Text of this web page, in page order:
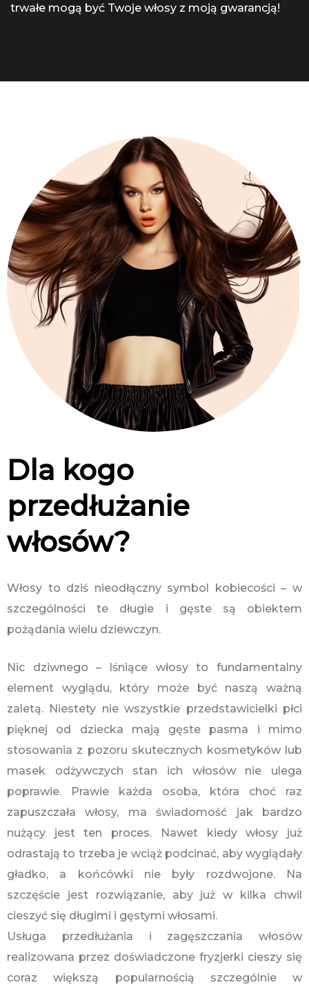
trwałe mogą być Twoje włosy z moją gwarancją!
Dla kogo
przedłużanie
włosów?
Włosy to dziś nieodłączny symbol kobiecości – w
szczególności te długie i gęste są obiektem
pożądania wielu dziewczyn.
Nic dziwnego – lśniące włosy to fundamentalny
element wyglądu, który może być naszą ważną
zaletą. Niestety nie wszystkie przedstawicielki płci
pięknej od dziecka mają gęste pasma i mimo
stosowania z pozoru skutecznych kosmetyków lub
masek odżywczych stan ich włosów nie ulega
poprawie. Prawie każda osoba, która choć raz
zapuszczała włosy, ma świadomość jak bardzo
nużący jest ten proces. Nawet kiedy włosy już
odrastają to trzeba je wciąż podcinać, aby wyglądały
gładko, a końcówki nie były rozdwojone. Na
szczęście jest rozwiązanie, aby już w kilka chwil
cieszyć się długimi i gęstymi włosami.
Usługa przedłużania i zagęszczania włosów
realizowana przez doświadczone fryzjerki cieszy się
coraz większą popularnością szczególnie w